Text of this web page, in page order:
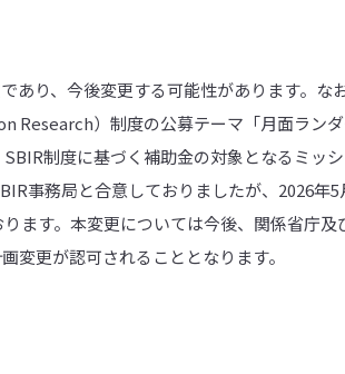
あり、今後変更する可能性があります。な
Research）制度の公募テーマ「月面ラン
制度に基づく補助金の対象となるミッシ
事務局と合意しておりましたが、2026年
ます。本変更については今後、関係省庁及
変更が認可されることとなります。